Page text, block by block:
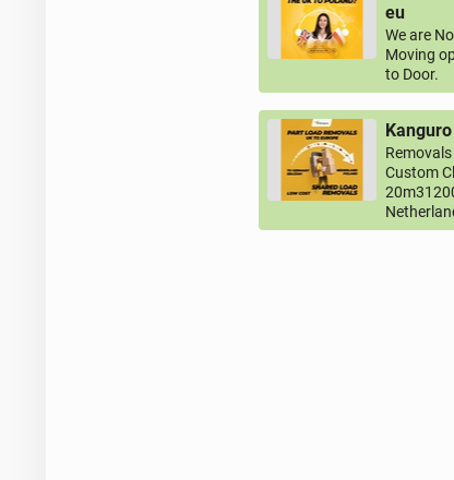
eu
We are
Moving
to Door.
Custom